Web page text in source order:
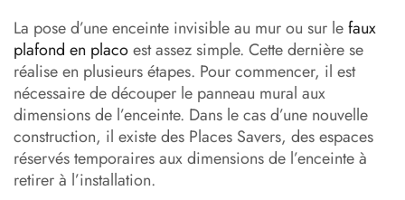
La pose d’une enceinte invisible au mur ou sur lefaux
plafond en placoest assez simple. Cette dernière se
réalise en plusieurs étapes. Pour commencer, il est
nécessaire de découper le panneau mural aux
dimensions de l’enceinte. Dans le cas d’une nouvelle
construction, il existe des Places Savers, des espaces
réservés temporaires aux dimensions de l’enceinte à
retirer à l’installation.